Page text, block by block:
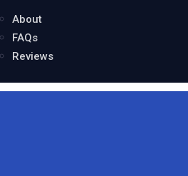
About
FAQs
Reviews